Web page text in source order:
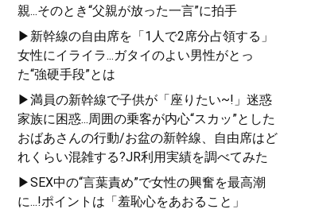
親...そのとき“父親が放った一言”に拍手
▶新幹線の自由席を「1人で2席分占領する」
女性にイライラ...ガタイのよい男性がとっ
た“強硬手段”とは
▶満員の新幹線で子供が「座りたい~!」迷惑
家族に困惑...周囲の乗客が内心“スカッ”とした
おばあさんの行動/お盆の新幹線、自由席はど
れくらい混雑する?JR利用実績を調べてみた
▶SEX中の“言葉責め”で女性の興奮を最高潮
に...!ポイントは「羞恥心をあおること」